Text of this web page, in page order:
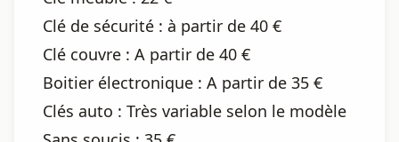
Clé de sécurité : à partir de 40 €
Clé couvre : A partir de 40 €
Boitier électronique : A partir de 35 €
Clés auto : Très variable selon le modèle